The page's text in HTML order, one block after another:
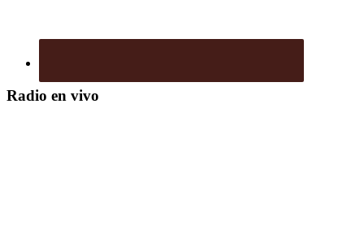
Radio en vivo